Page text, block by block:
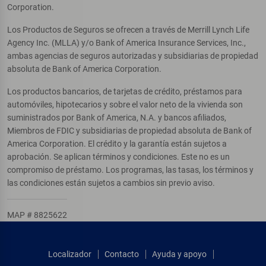
Corporation.
Los Productos de Seguros se ofrecen a través de Merrill Lynch Life
Agency Inc. (MLLA) y/o Bank of America Insurance Services, Inc.,
ambas agencias de seguros autorizadas y subsidiarias de propiedad
absoluta de Bank of America Corporation.
Los productos bancarios, de tarjetas de crédito, préstamos para
automóviles, hipotecarios y sobre el valor neto de la vivienda son
suministrados por Bank of America, N.A. y bancos afiliados,
Miembros de FDIC y subsidiarias de propiedad absoluta de Bank of
America Corporation. El crédito y la garantía están sujetos a
aprobación. Se aplican términos y condiciones. Este no es un
compromiso de préstamo. Los programas, las tasas, los términos y
las condiciones están sujetos a cambios sin previo aviso.
MAP # 8825622
Localizador Contacto Ayuda y apoyo